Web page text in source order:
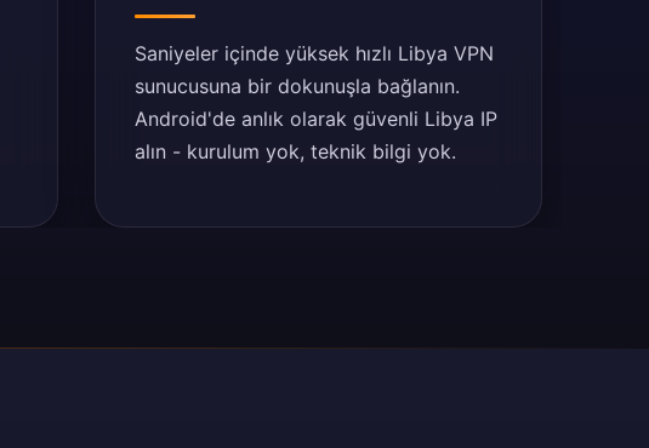
Saniyeler içinde yüksek hızlı Libya VPN
sunucusuna bir dokunuşla bağlanın.
Android'de anlık olarak güvenli Libya IP
alın - kurulum yok, teknik bilgi yok.